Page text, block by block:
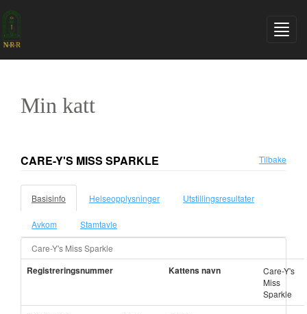
Min katt
CARE-Y'S MISS SPARKLE Tilbake
Basisinfo Helseopplysninger Utstillingsresultater
Avkom Stamtavle
Care-Y's Miss Sparkle
Registreringsnummer Kattens navn
Care-Y's
Miss
Sparkle